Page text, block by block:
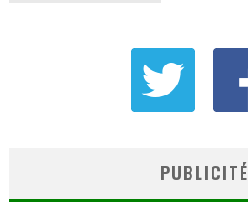
PUBLICITÉ